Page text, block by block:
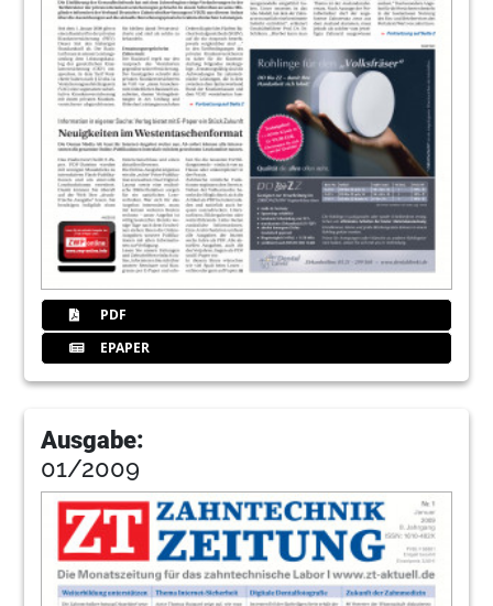
PDF
EPAPER
Ausgabe:
01/2009